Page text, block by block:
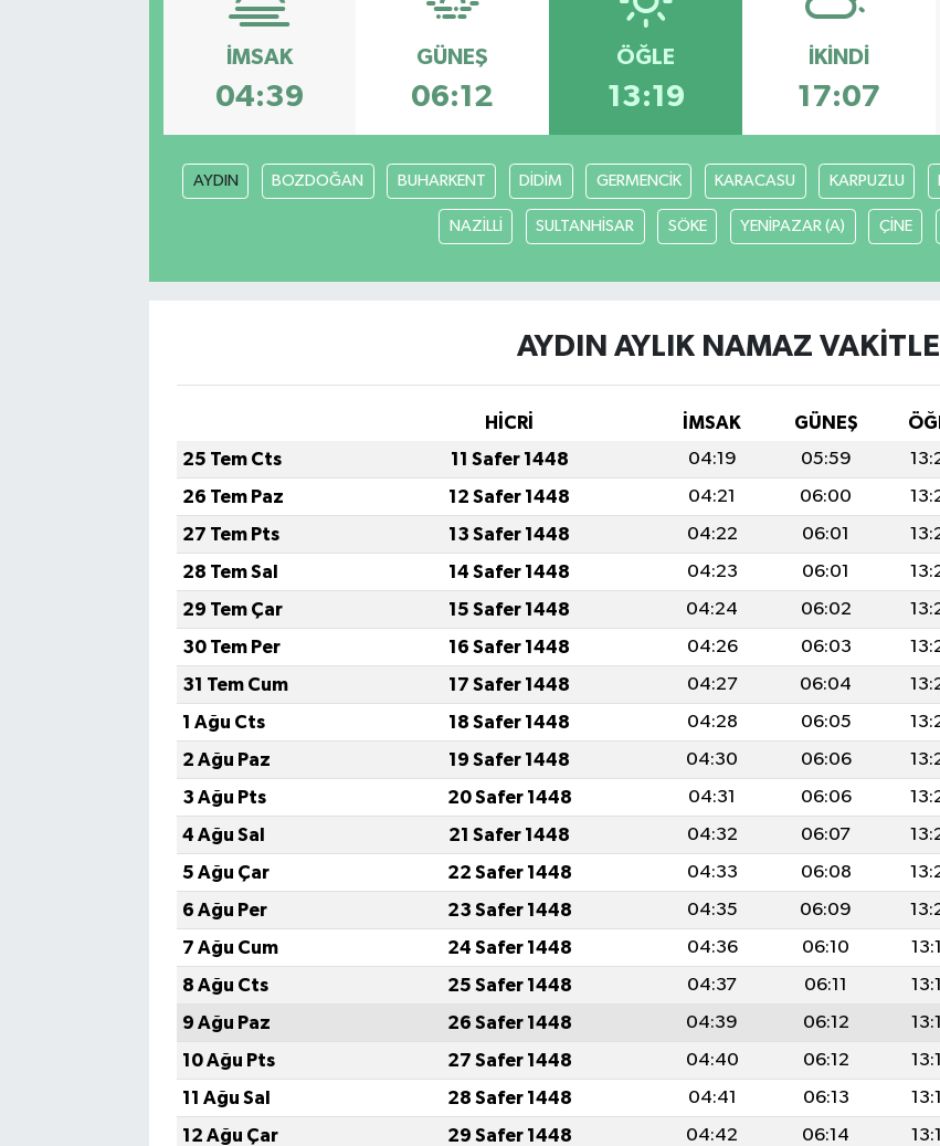
İMSAK
04:39
GÜNEŞ
06:12
ÖĞLE
13:19
İKINDI
17:07
AYDIN BOZDOĞAN BUHARKENT DİDİM GERMENCİK KARACASU KARPUZLU
NAZİLLİ SULTANHİSAR SÖKE YENİPAZAR (A) ÇİNE
AYDIN AYLIK NAMAZ
HİCRİ İMSAK GÜNEŞ
25 Tem Cts
11 Safer 1448 04:19 05:59
26 Tem Paz
12 Safer 1448 04:21 06:00
27 Tem Pts
13 Safer 1448 04:22 06:01
28 Tem Sal
14 Safer 1448 04:23 06:01
29 Tem Çar
15 Safer 1448 04:24 06:02
30 Tem Per
16 Safer 1448 04:26 06:03
31 Tem Cum
17 Safer 1448 04:27 06:04
1 Ağu Cts
18 Safer 1448 04:28 06:05
2 Ağu Paz
19 Safer 1448 04:30 06:06
3 Ağu Pts
20 Safer 1448 04:31 06:06
4 Ağu Sal
21 Safer 1448 04:32 06:07
5 Ağu Çar
22 Safer 1448 04:33 06:08
6 Ağu Per
23 Safer 1448 04:35 06:09
7 Ağu Cum
24 Safer 1448 04:36 06:10
8 Ağu Cts
25 Safer 1448 04:37 06:11
9 Ağu Paz
26 Safer 1448 04:39 06:12
10 Ağu Pts
27 Safer 1448 04:40 06:12
11 Ağu Sal
28 Safer 1448 04:41 06:13
12 Ağu Çar
29 Safer 1448 04:42 06:14